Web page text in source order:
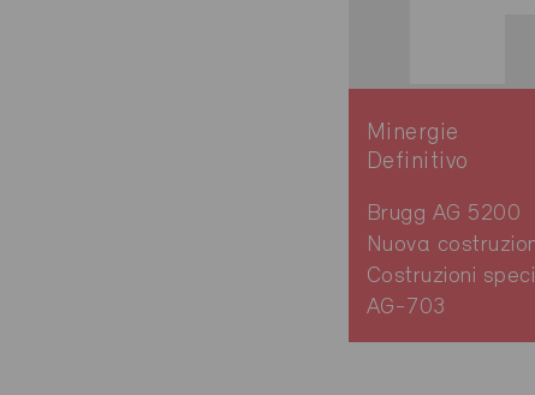
Minergie
Definitivo
Brugg AG 5200
Nuova
Costruzioni
AG-703